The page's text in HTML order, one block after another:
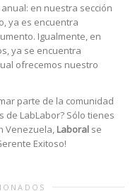
en nuestra sección
ya es encuentra
Igualmente, en
ya se encuentra
ofrecemos nuestro
parte de la comunidad
LabLabor? Sólo tienes
Venezuela, Laboral se
Exitoso!